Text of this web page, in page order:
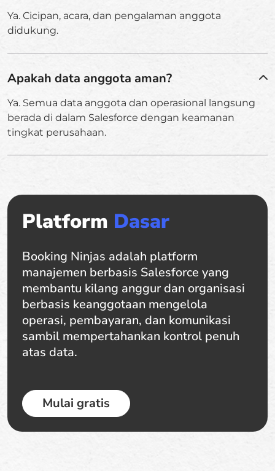
Ya. Cicipan, acara, dan pengalaman anggota
didukung.
Apakah data anggota aman?
Ya. Semua data anggota dan operasional langsung
berada di dalam Salesforce dengan keamanan
tingkat perusahaan.
Platform Dasar
Booking Ninjas adalah platform
manajemen berbasis Salesforce yang
membantu kilang anggur dan organisasi
berbasis keanggotaan mengelola
operasi, pembayaran, dan komunikasi
sambil mempertahankan kontrol penuh
atas data.
Mulai gratis